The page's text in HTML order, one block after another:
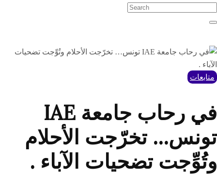
متابعات
في رحاب جامعة IAE
تونس… تخرّجت الأحلام
وتُوِّجت تضحيات الآباء .